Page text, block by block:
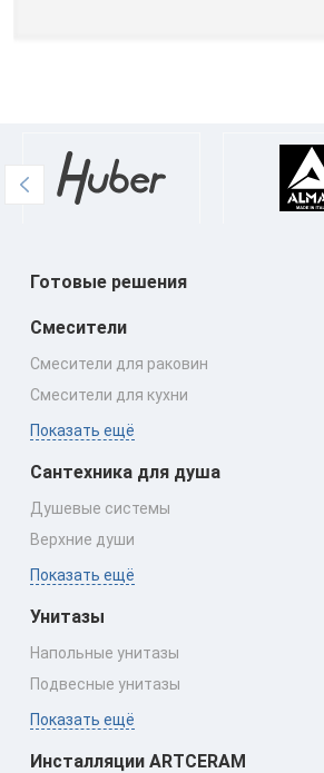
Готовые решения
Смесители
Смесители для раковин
Смесители для кухни
Показать ещё
Сантехника для душа
Душевые системы
Верхние души
Показать ещё
Унитазы
Напольные унитазы
Подвесные унитазы
Показать ещё
Инсталляции ARTCERAM